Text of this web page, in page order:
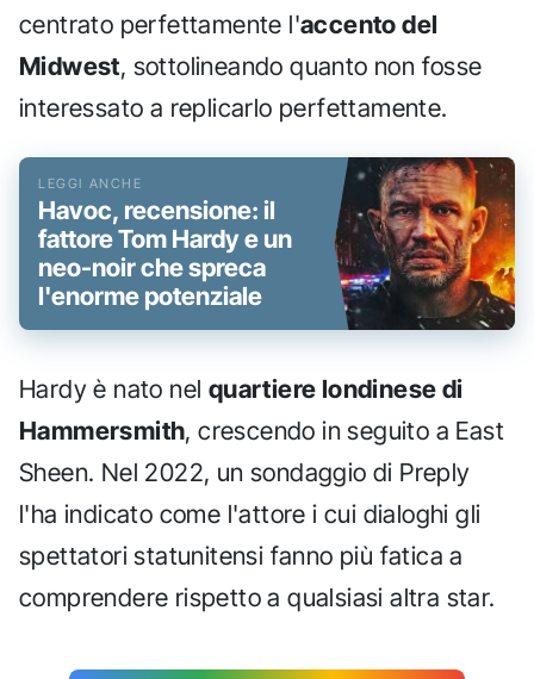
centrato perfettamente l'accento del
Midwest, sottolineando quanto non fosse
interessato a replicarlo perfettamente.
Havoc, recensione: il
fattore Tom Hardy e un
neo-noir che spreca
l'enorme potenziale
Hardy è nato nel quartiere londinese di
Hammersmith, crescendo in seguito a East
Sheen. Nel 2022, un sondaggio di Preply
l'ha indicato come l'attore i cui dialoghi gli
spettatori statunitensi fanno più fatica a
comprendere rispetto a qualsiasi altra star.